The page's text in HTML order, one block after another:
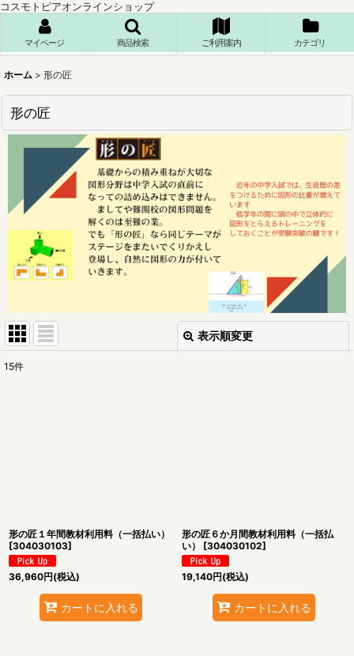
コスモトピアオンラインショップ
マイページ 商品検索 ご利用案内 カテゴリ
ホーム > 形の匠
形の匠
表示順変更
15件
形の匠１年間教材利用料（一括払い）
[304030103]
36,960円(税込)
カートに入れる
形の匠６か月間教材利用料（一括払
い）
[304030102]
19,140円(税込)
カートに入れる